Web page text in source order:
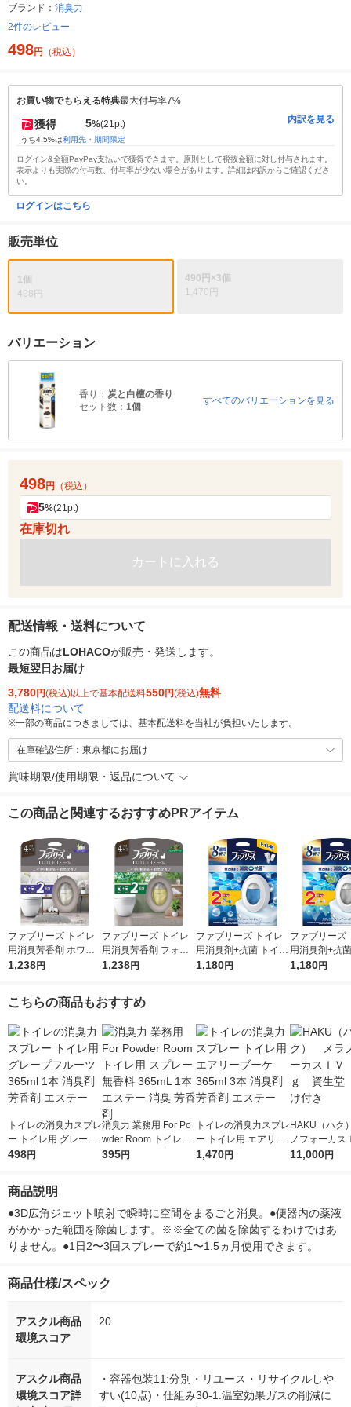
ブランド： 消臭力
2件のレビュー
498円 （税込）
お買い物でもらえる特典最大付与率7%
獲得 5%(21pt)
うち4.5%は利用先・期間限定
内訳を見る
ログイン&全額PayPay支払いで獲得できます。原則として税抜金額に対し付与されます。
表示よりも実際の付与数、付与率が少ない場合があります。詳細は内訳からご確認くださ
い。
ログインはこちら
販売単位
1個
498円
490円×3個
1,470円
バリエーション
香り： 炭と白檀の香り
セット数： 1個
すべてのバリエーションを見る
498円 （税込）
5%(21pt)
在庫切れ
カートに入れる
配送情報・送料について
この商品はLOHACOが販売・発送します。
最短翌日お届け
3,780円(税込)以上で基本配送料550円(税込)無料
配送料について
※一部の商品につきましては、基本配送料を当社が負担いたします。
在庫確認住所：東京都にお届け
賞味期限/使用期限・返品について
この商品と関連するおすすめPRアイテム
ファブリーズ トイレ
用消臭芳香剤 ホワイ
トムスクの香り 6.3m
1,238円
ファブリーズ トイレ
用消臭芳香剤 フォレ
スト＆シダーウッドの
＆G
1,238円
ファブリーズ トイレ
用消臭剤+抗菌 トイレ
用 置き型 ウルトラ・
1,180円
ファブリーズ
用消臭剤+抗
用 置き型 ナ
1,180円
こちらの商品もおすすめ
トイレの消臭力スプレ
ー トイレ用 グレープ
フルーツ 365ml 1本
498円
消臭力 業務用 For Po
wder Room トイレ用
スプレー 無香料 365
395円
トイレの消臭力スプレ
ー トイレ用 エアリー
ブーケ 365ml 3本 消
1,470円
HAKU（ハ
ノフォーカ
5ｇ 資生堂
11,000円
商品説明
●3D広角ジェット噴射で瞬時に空間をまるごと消臭。●便器内の薬液
がかかった範囲を除菌します。※※全ての菌を除菌するわけではあ
りません。●1日2〜3回スプレーで約1〜1.5ヵ月使用できます。
商品仕様/スペック
アスクル商品
環境スコア
20
アスクル商品
環境スコア詳
・容器包装11:分別・リユース・リサイクルしや
すい(10点)・仕組み30-1:温室効果ガスの削減に